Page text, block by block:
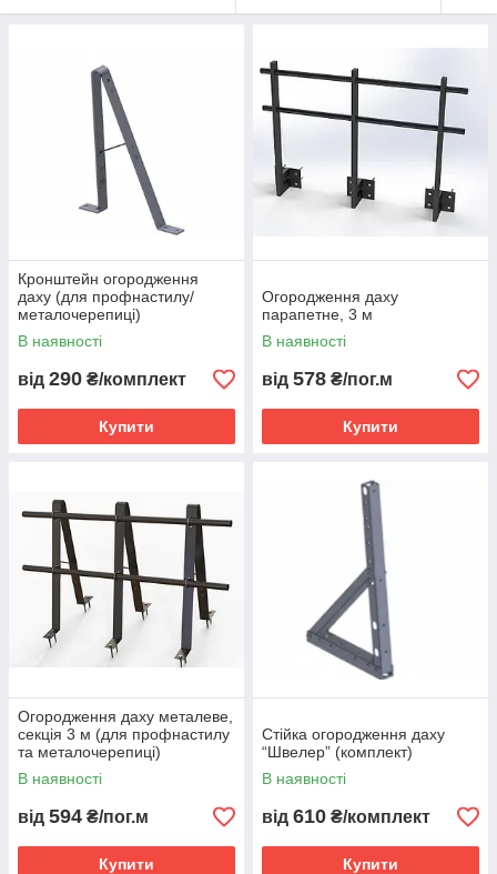
Кронштейн огородження
даху (для профнастилу/
металочерепиці)
В наявності
від 290 ₴/комплект
Купити
Огородження даху
парапетне, 3 м
В наявності
від 578 ₴/пог.м
Купити
Огородження даху металеве,
секція 3 м (для профнастилу
та металочерепиці)
В наявності
від 594 ₴/пог.м
Купити
Стійка огородження даху
“Швелер” (комплект)
В наявності
від 610 ₴/комплект
Купити